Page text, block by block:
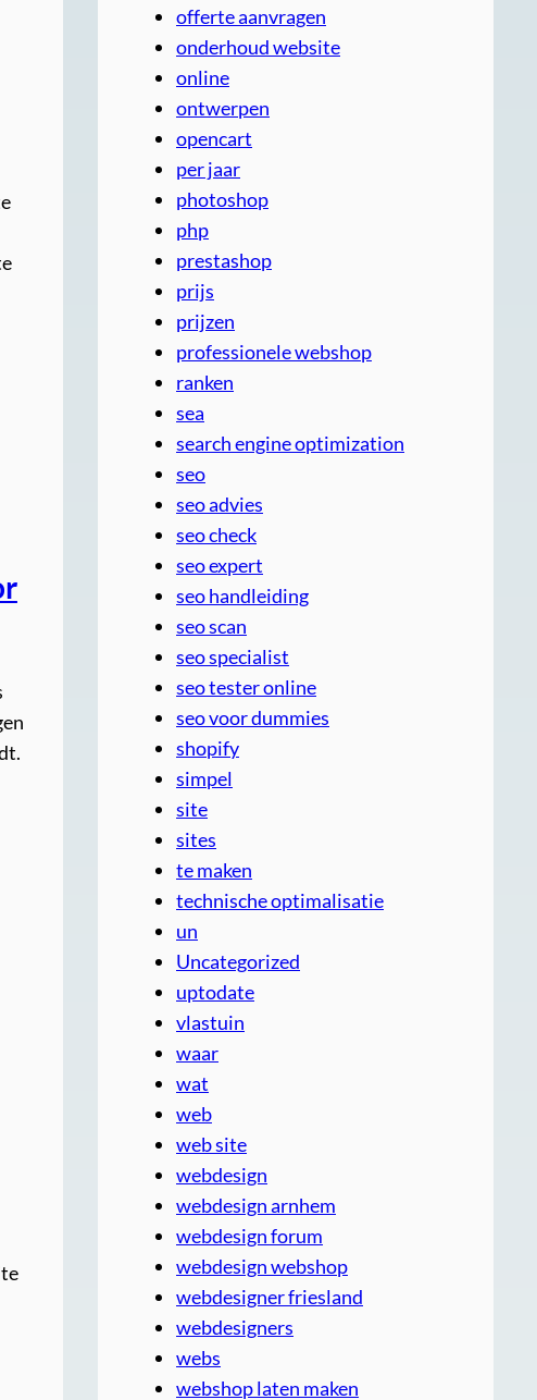
offerte aanvragen
onderhoud website
online
ontwerpen
opencart
per jaar
photoshop
php
prestashop
prijs
prijzen
professionele webshop
ranken
sea
search engine optimization
seo
seo advies
seo check
seo expert
seo handleiding
seo scan
seo specialist
seo tester online
seo voor dummies
shopify
simpel
site
sites
te maken
technische optimalisatie
un
Uncategorized
uptodate
vlastuin
waar
wat
web
web site
webdesign
webdesign arnhem
webdesign forum
webdesign webshop
webdesigner friesland
webdesigners
webs
webshop laten maken